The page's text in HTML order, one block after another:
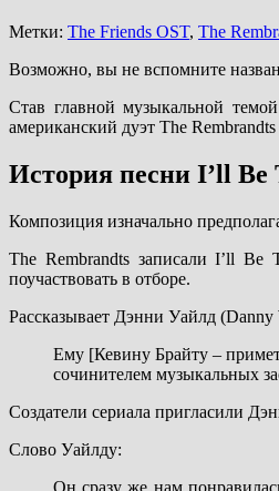
Метки: The Friends OST, The
Возможно, вы не вспомните
Став главной музыкальной
американский дуэт The
История песни I’ll Be
Композиция изначально
The Rembrandts записали I’ll
поучаствовать в отборе.
Рассказывает Дэнни Уайлд (Danny
Ему [Кевину Брайту –
сочинителем музыкальных
Создатели сериала пригласили
Слово Уайлду:
Он сразу же нам